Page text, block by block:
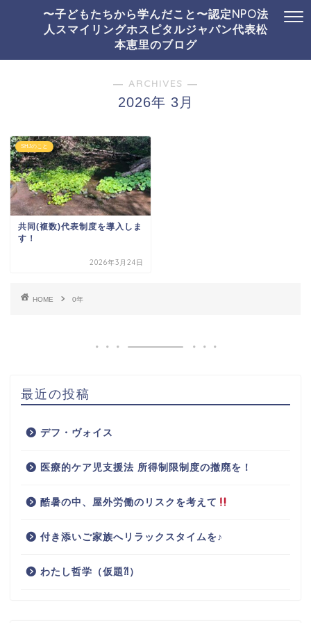
〜子どもたちから学んだこと〜認定NPO法
人スマイリングホスピタルジャパン代表松
本恵里のブログ
― ARCHIVES ―
2026年 3月
SHJのこと
共同(複数)代表制度を導入しま
す！
2026年3月24日
HOME 0年
最近の投稿
デフ・ヴォイス
医療的ケア児支援法 所得制限制度の撤廃を！
酷暑の中、屋外労働のリスクを考えて
付き添いご家族へリラックスタイムを♪
わたし哲学（仮題⁈）